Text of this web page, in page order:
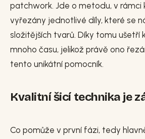
patchwork. Jde o metodu, v rámci
vyřezány jednotlivé díly, které se
složitějších tvarů. Díky tomu ušetří
mnoho času, jelikož právě ono
tento unikátní pomocník.
Kvalitní šicí technika je
Co pomůže v první fázi, tedy